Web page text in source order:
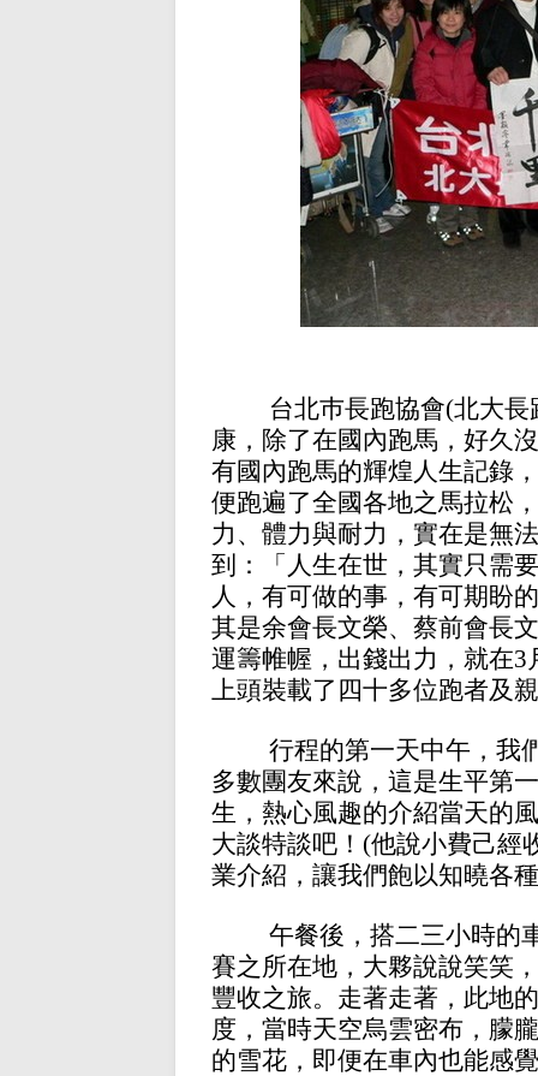
台北巿長跑協會(北大長
康，除了在國內跑馬，好久
有國內跑馬的輝煌人生記錄
便跑遍了全國各地之馬拉松
力、體力與耐力，實在是無
到：「人生在世，其實只需
人，有可做的事，有可期盼
其是余會長文榮、蔡前會長
運籌帷幄，出錢出力，就在3
上頭裝載了四十多位跑者及
行程的第一天中午，我
多數團友來說，這是生平第
生，熱心風趣的介紹當天的
大談特談吧！ (他說小費己經
業介紹，讓我們飽以知曉各
午餐後，搭二三小時的
賽之所在地，大夥說說笑笑
豐收之旅。走著走著，此地
度，當時天空烏雲密布，朦
的雪花，即便在車內也能感